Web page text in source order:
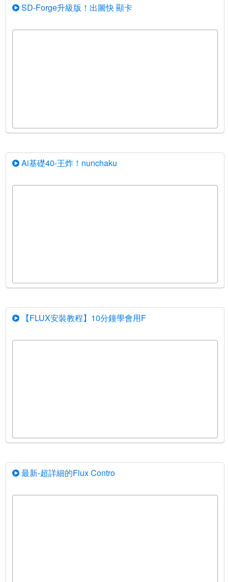
SD-Forge升級版！出圖快 顯卡
Ai基礎40-王炸！nunchaku
【FLUX安裝教程】10分鐘學會用F
最新-超詳細的Flux Contro